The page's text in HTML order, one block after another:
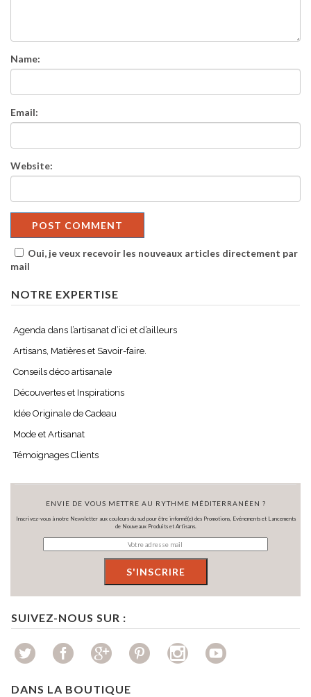
Name:
Email:
Website:
Oui, je veux recevoir les nouveaux articles directement par
mail
NOTRE EXPERTISE
Agenda dans l’artisanat d’ici et d’ailleurs
Artisans, Matières et Savoir-faire.
Conseils déco artisanale
Découvertes et Inspirations
Idée Originale de Cadeau
Mode et Artisanat
Témoignages Clients
ENVIE DE VOUS METTRE AU RYTHME MÉDITERRANÉEN ?
Inscrivez-vous à notre Newsletter aux couleurs du sud pour être informé(e) des Promotions, Evénements et Lancements
de Nouveaux Produits et Artisans.
SUIVEZ-NOUS SUR :
DANS LA BOUTIQUE